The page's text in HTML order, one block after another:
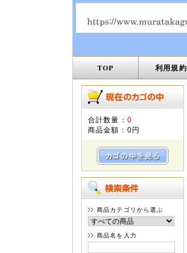
TOP 利用規約
合計数量： 0
商品金額： 0円
商品カテゴリから選ぶ
商品名を入力